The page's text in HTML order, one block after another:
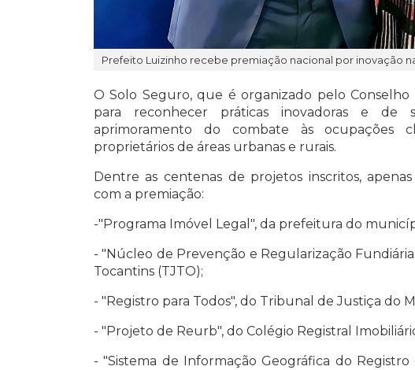
Prefeito Luizinho recebe premiação nacional por inovação
O Solo Seguro, que é organizado pelo Conselho
para reconhecer práticas inovadoras e de
aprimoramento do combate às ocupações
proprietários de áreas urbanas e rurais.
Dentre as centenas de projetos inscritos,
com a premiação:
-"Programa Imóvel Legal", da prefeitura do
- "Núcleo de Prevenção e Regularização
Tocantins (TJTO);
- "Registro para Todos", do Tribunal de Justiça do
- "Projeto de Reurb", do Colégio Registral
- "Sistema de Informação Geográfica do